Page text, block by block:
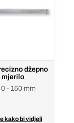
džepno
mjerilo
- 150 mm
kako bi vidjeli